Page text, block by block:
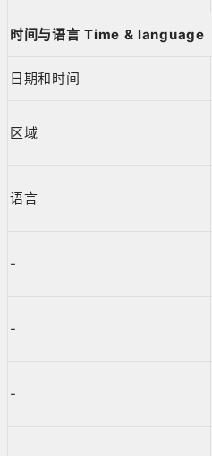
时间与语言 Time & language
日期和时间
区域
语言
-
-
-